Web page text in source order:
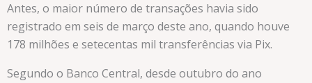
Antes, o maior número de transações havia sido
registrado em seis de março deste ano, quando houve
178 milhões e setecentas mil transferências via Pix.
Segundo o Banco Central, desde outubro do ano